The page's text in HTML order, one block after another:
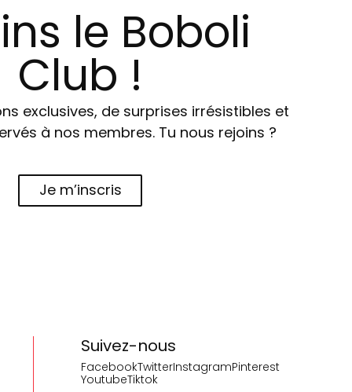
le Boboli
Club !
exclusives, de surprises irrésistibles et
à nos membres. Tu nous rejoins ?
Je m’inscris
Suivez-nous
FacebookTwitterInstagramPinterest
YoutubeTiktok